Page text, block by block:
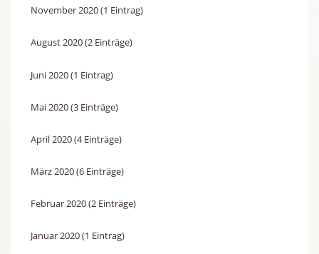
November 2020 (1 Eintrag)
August 2020 (2 Einträge)
Juni 2020 (1 Eintrag)
Mai 2020 (3 Einträge)
April 2020 (4 Einträge)
März 2020 (6 Einträge)
Februar 2020 (2 Einträge)
Januar 2020 (1 Eintrag)